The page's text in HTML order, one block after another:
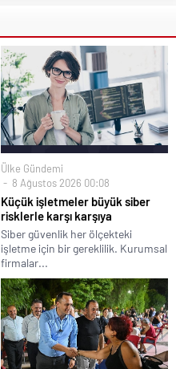
Ülke Gündemi
8 Ağustos 2026 00:08
Küçük işletmeler büyük siber
risklerle karşı karşıya
Siber güvenlik her ölçekteki
işletme için bir gereklilik. Kurumsal
firmalar...